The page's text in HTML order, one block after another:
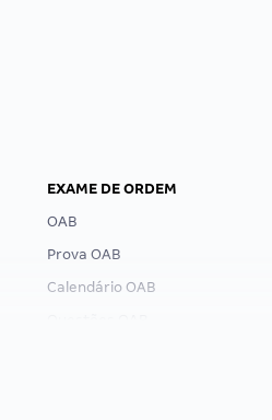
EXAME DE ORDEM
OAB
Prova OAB
Calendário OAB